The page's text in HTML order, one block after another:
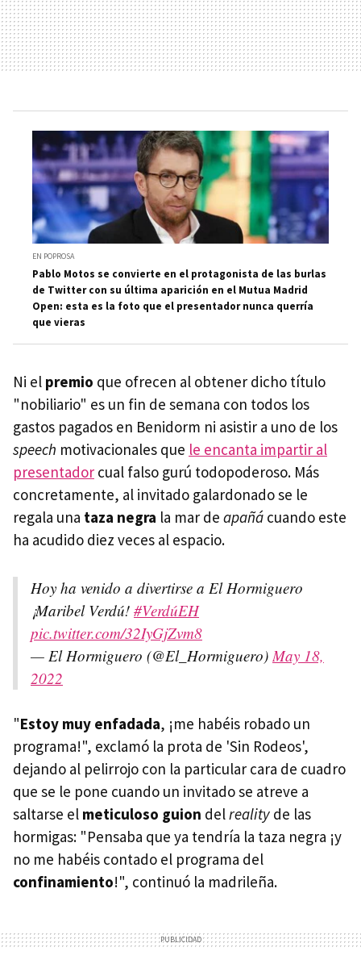
EN POPROSA
Pablo Motos se convierte en el protagonista de las burlas
de Twitter con su última aparición en el Mutua Madrid
Open: esta es la foto que el presentador nunca querría
que vieras
Ni el premio que ofrecen al obtener dicho título
"nobiliario" es un fin de semana con todos los
gastos pagados en Benidorm ni asistir a uno de los
speech motivacionales que le encanta impartir al
presentador cual falso gurú todopoderoso. Más
concretamente, al invitado galardonado se le
regala una taza negra la mar de apañá cuando este
ha acudido diez veces al espacio.
Hoy ha venido a divertirse a El Hormiguero
¡Maribel Verdú! #VerdúEH
pic.twitter.com/32IyGjZvm8
— El Hormiguero (@El_Hormiguero)May 18,
2022
"Estoy muy enfadada, ¡me habéis robado un
programa!", exclamó la prota de 'Sin Rodeos',
dejando al pelirrojo con la particular cara de cuadro
que se le pone cuando un invitado se atreve a
saltarse el meticuloso guion delreality de las
hormigas: "Pensaba que ya tendría la taza negra ¡y
no me habéis contado el programa del
confinamiento!", continuó la madrileña.